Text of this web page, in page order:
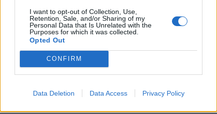
I want to opt-out of Collection, Use,
Retention, Sale, and/or Sharing of my
Personal Data that Is Unrelated with the
Purposes for which it was collected.
Opted Out
CONFIRM
Data Deletion Data Access Privacy Policy
Δείτε το βίντεο με την ανακοίνωση
των μεγάλων νικητών του φετινού
J2US: